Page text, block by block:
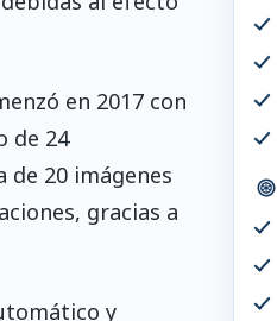
en 2017 con
de 24
20 imágenes
gracias a
y